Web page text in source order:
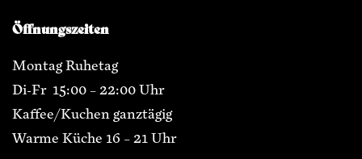
Öffnungszeiten
Montag Ruhetag
Di-Fr 15:00 – 22:00 Uhr
Kaffee/Kuchen ganztägig
Warme Küche 16 – 21 Uhr